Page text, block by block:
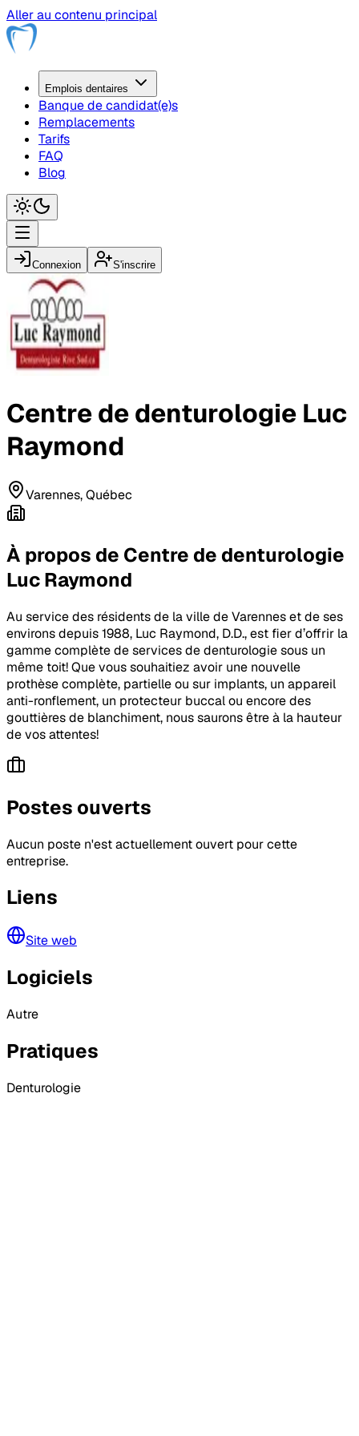
Aller au contenu principal
Emplois dentaires
Banque de candidat(e)s
Remplacements
Tarifs
FAQ
Blog
Connexion S'inscrire
Centre de denturologie Luc
Raymond
Varennes, Québec
À propos de Centre de denturologie
Luc Raymond
Au service des résidents de la ville de Varennes et de ses
environs depuis 1988, Luc Raymond, D.D., est fier d’offrir la
gamme complète de services de denturologie sous un
même toit! Que vous souhaitiez avoir une nouvelle
prothèse complète, partielle ou sur implants, un appareil
anti-ronflement, un protecteur buccal ou encore des
gouttières de blanchiment, nous saurons être à la hauteur
de vos attentes!
Postes ouverts
Aucun poste n'est actuellement ouvert pour cette
entreprise.
Liens
Site web
Logiciels
Autre
Pratiques
Denturologie